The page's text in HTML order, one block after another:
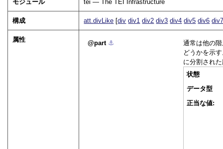
モジュール tei — The TEI Infrastructure
構成 att.divLike [div div1 div2 div3 div4 div5 div6
属性 part ⚓︎
通常は他の
どうかを示
に分割され
状態
データ型
正当な値: